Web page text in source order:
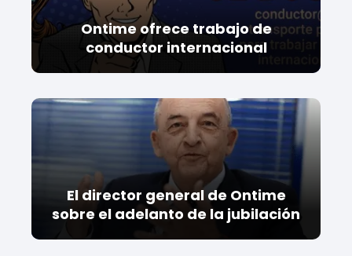
Ontime ofrece trabajo de
conductor internacional
El director general de Ontime
sobre el adelanto de la jubilación